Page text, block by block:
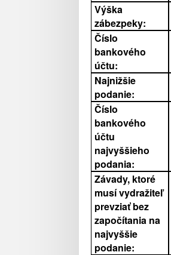
Výška
zábezpeky:
Číslo
bankového
účtu:
Najnižšie
podanie:
Číslo
bankového
účtu
najvyššieho
podania:
Závady, ktoré
musí vydražiteľ
prevziať bez
započítania na
najvyššie
podanie: